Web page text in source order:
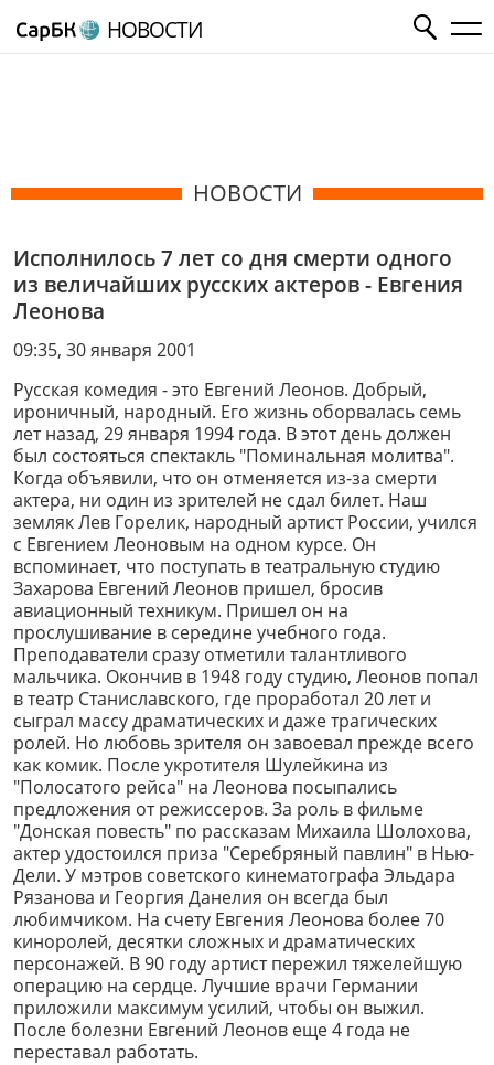
НОВОСТИ
НОВОСТИ
Исполнилось 7 лет со дня смерти одного
из величайших русских актеров - Евгения
Леонова
09:35, 30 января 2001
Русская комедия - это Евгений Леонов. Добрый,
ироничный, народный. Его жизнь оборвалась семь
лет назад, 29 января 1994 года. В этот день должен
был состояться спектакль "Поминальная молитва".
Когда объявили, что он отменяется из-за смерти
актера, ни один из зрителей не сдал билет. Наш
земляк Лев Горелик, народный артист России, учился
с Евгением Леоновым на одном курсе. Он
вспоминает, что поступать в театральную студию
Захарова Евгений Леонов пришел, бросив
авиационный техникум. Пришел он на
прослушивание в середине учебного года.
Преподаватели сразу отметили талантливого
мальчика. Окончив в 1948 году студию, Леонов попал
в театр Станиславского, где проработал 20 лет и
сыграл массу драматических и даже трагических
ролей. Но любовь зрителя он завоевал прежде всего
как комик. После укротителя Шулейкина из
"Полосатого рейса" на Леонова посыпались
предложения от режиссеров. За роль в фильме
"Донская повесть" по рассказам Михаила Шолохова,
актер удостоился приза "Серебряный павлин" в Нью-
Дели. У мэтров советского кинематографа Эльдара
Рязанова и Георгия Данелия он всегда был
любимчиком. На счету Евгения Леонова более 70
киноролей, десятки сложных и драматических
персонажей. В 90 году артист пережил тяжелейшую
операцию на сердце. Лучшие врачи Германии
приложили максимум усилий, чтобы он выжил.
После болезни Евгений Леонов еще 4 года не
переставал работать.